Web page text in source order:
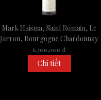
Mark Haisma, Saint Romain, Le
Jarron, Bourgogne Chardonnay
6,300,000 đ
Chi tiết